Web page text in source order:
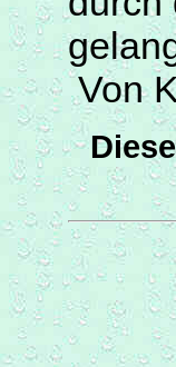
Von